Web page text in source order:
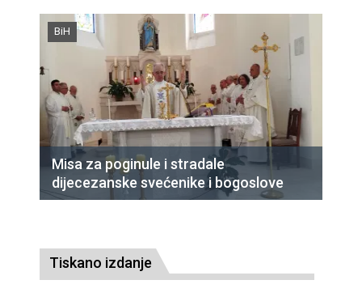
BiH
Misa za poginule i stradale
dijecezanske svećenike i bogoslove
Tiskano izdanje